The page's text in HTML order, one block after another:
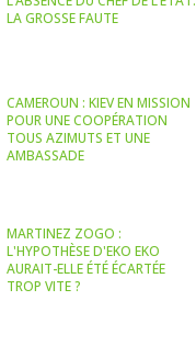
LA GROSSE FAUTE
CAMEROUN : KIEV EN MISSION
POUR UNE COOPÉRATION
TOUS AZIMUTS ET UNE
AMBASSADE
MARTINEZ ZOGO :
L'HYPOTHÈSE D'EKO EKO
AURAIT-ELLE ÉTÉ ÉCARTÉE
TROP VITE ?